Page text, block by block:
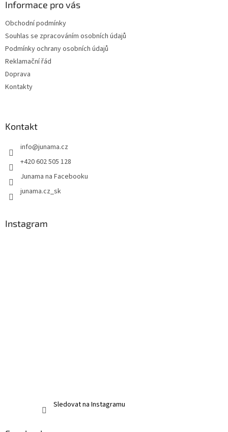
Informace pro vás
Obchodní podmínky
Souhlas se zpracováním osobních údajů
Podmínky ochrany osobních údajů
Reklamační řád
Doprava
Kontakty
Kontakt
info@junama.cz
+420 602 505 128
Junama na Facebooku
junama.cz_sk
Instagram
Sledovat na Instagramu